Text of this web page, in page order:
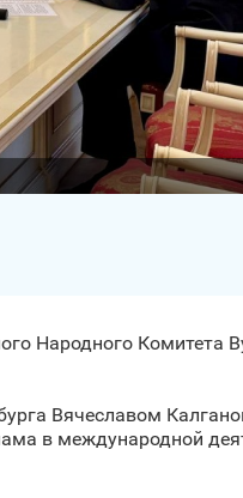
Народного Комитета
Вячеславом
в международной